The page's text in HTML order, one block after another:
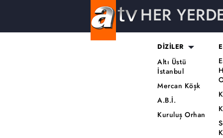
HER
DİZİLER
Altı Üstü
İstanbul
Mercan Köşk
A.B.İ.
Kuruluş Orhan